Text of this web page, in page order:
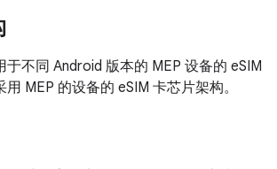
不同 Android 版本的 MEP 设备的 eSIM
MEP 的设备的 eSIM 卡芯片架构。